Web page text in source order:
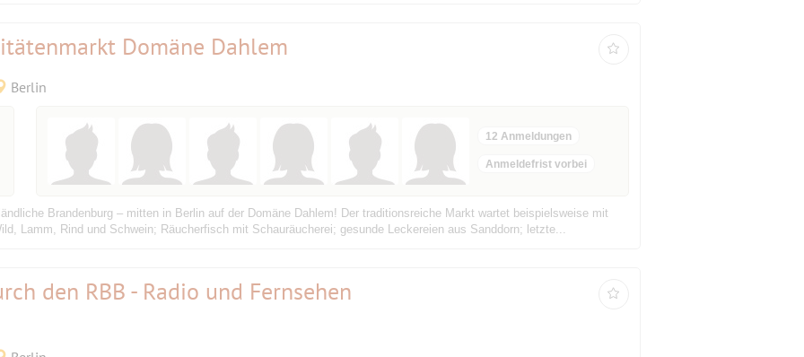
Domäne Dahlem
Berlin
12 Anmeldungen
Anmeldefrist vorbei
Brandenburg – mitten in Berlin auf der Domäne Dahlem! Der traditionsreiche Markt wartet beispielsweise mit
Lamm, Rind und Schwein; Räucherfisch mit Schauräucherei; gesunde Leckereien aus Sanddorn; letzte...
den RBB - Radio und Fernsehen